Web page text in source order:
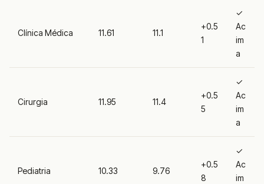
Clínica Médica 11.61 11.1
+0.5
1
✓
Ac
im
a
Cirurgia 11.95 11.4
+0.5
5
✓
Ac
im
a
Pediatria 10.33 9.76
+0.5
8
✓
Ac
im